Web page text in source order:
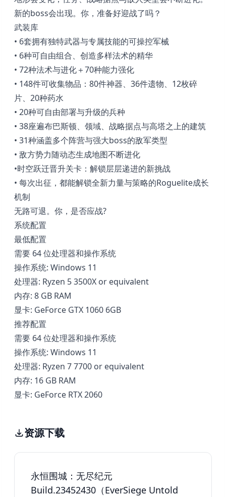
新的boss会出现。你，准备好迎战了吗？
武装库
• 6套拥有独特武器与专属技能的可操控军械
• 6种可自由组合、创造多样法术的精华
• 72种法术与进化＋70种能力强化
• 148件可收集物品：80件神器、36件遗物、12枚碎
片、20种药水
• 20种可自由部署与升级的兵种
• 38座遍布巴斯顿、领域、战略据点与高塔之上的建筑
• 31种涵盖多个阵营与强大boss的敌军类型
• 敌方势力随动态生成地图不断进化
•时空跃迁晋升关卡‌：解锁层层递进的新挑战
• 每次出征，都能解锁全新力量与策略的Roguelite成长
机制
无路可退。你，是否应战?
系统配置
最低配置
需要 64 位处理器和操作系统
操作系统: Windows 11
处理器: Ryzen 5 3500X or equivalent
内存: 8 GB RAM
显卡: GeForce GTX 1060 6GB
推荐配置
需要 64 位处理器和操作系统
操作系统: Windows 11
处理器: Ryzen 7 7700 or equivalent
内存: 16 GB RAM
显卡: GeForce RTX 2060
资源下载
永恒围城：无尽纪元
Build.23452430（EverSiege Untold